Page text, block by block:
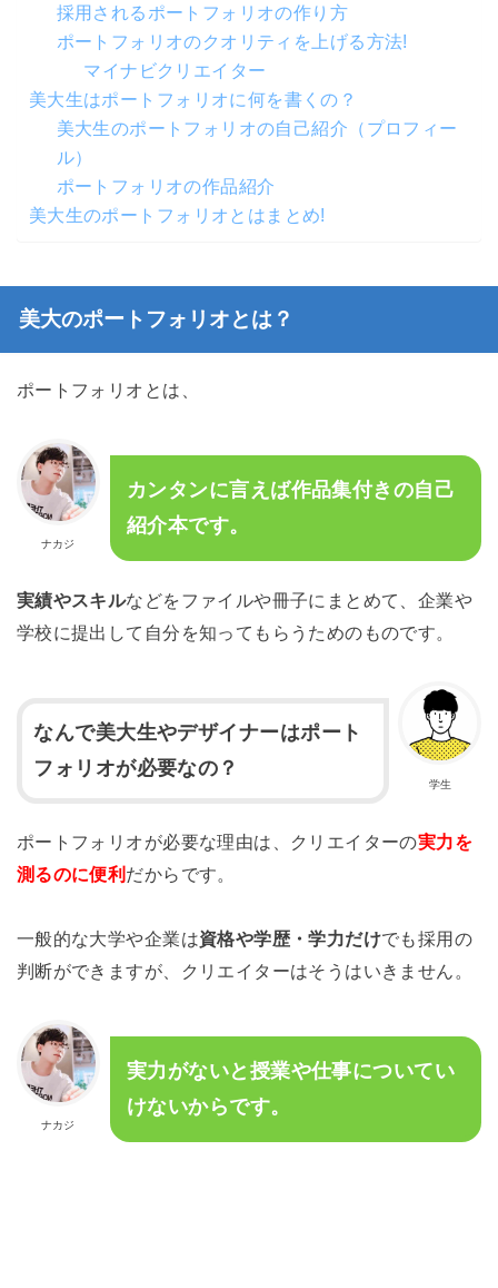
採用されるポートフォリオの作り方
ポートフォリオのクオリティを上げる方法!
マイナビクリエイター
美大生はポートフォリオに何を書くの？
美大生のポートフォリオの自己紹介（プロフィー
ル）
ポートフォリオの作品紹介
美大生のポートフォリオとはまとめ!
美大のポートフォリオとは？
ポートフォリオとは、
ナカジ
カンタンに言えば作品集付きの自己
紹介本です。
実績やスキルなどをファイルや冊子にまとめて、企業や
学校に提出して自分を知ってもらうためのものです。
学生
なんで美大生やデザイナーはポート
フォリオが必要なの？
ポートフォリオが必要な理由は、クリエイターの実力を
測るのに便利 だからです。
一般的な大学や企業は資格や学歴・学力だけでも採用の
判断ができますが、クリエイターはそうはいきません。
ナカジ
実力がないと授業や仕事についてい
けないからです。